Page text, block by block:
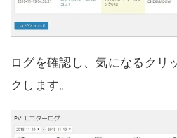
ログを確認し、気になるクリ
クします。